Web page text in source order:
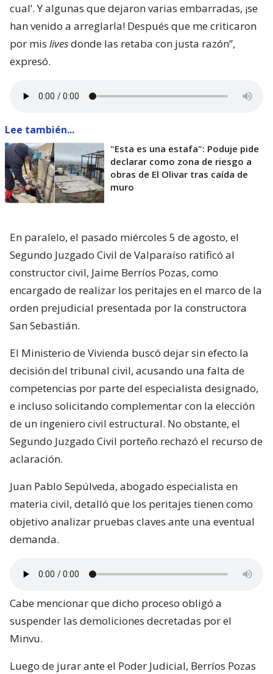
cual’. Y algunas que dejaron varias embarradas, ¡se
han venido a arreglarla! Después que me criticaron
por mis livesdonde las retaba con justa razón”,
expresó.
Lee también...
"Esta es una estafa": Poduje pide
declarar como zona de riesgo a
obras de El Olivar tras caída de
muro
En paralelo, el pasado miércoles 5 de agosto, el
Segundo Juzgado Civil de Valparaíso ratificó al
constructor civil, Jaime Berríos Pozas, como
encargado de realizar los peritajes en el marco de la
orden prejudicial presentada por la constructora
San Sebastián.
El Ministerio de Vivienda buscó dejar sin efecto la
decisión del tribunal civil, acusando una falta de
competencias por parte del especialista designado,
e incluso solicitando complementar con la elección
de un ingeniero civil estructural. No obstante, el
Segundo Juzgado Civil porteño rechazó el recurso de
aclaración.
Juan Pablo Sepúlveda, abogado especialista en
materia civil, detalló que los peritajes tienen como
objetivo analizar pruebas claves ante una eventual
demanda.
Cabe mencionar que dicho proceso obligó a
suspender las demoliciones decretadas por el
Minvu.
Luego de jurar ante el Poder Judicial, Berríos Pozas